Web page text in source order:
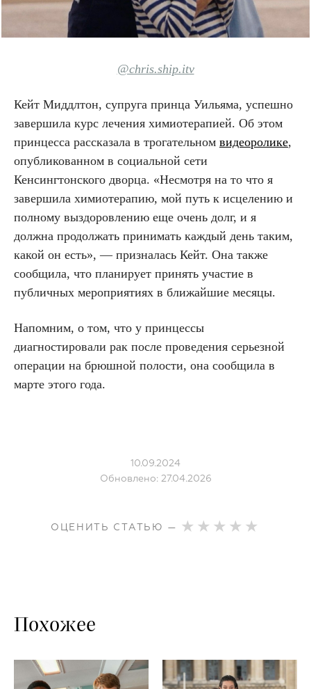
@chris.ship.itv
Кейт Миддлтон, супруга принца Уильяма, успешно
завершила курс лечения химиотерапией. Об этом
принцесса рассказала в трогательном видеоролике,
опубликованном в социальной сети
Кенсингтонского дворца. «Несмотря на то что я
завершила химиотерапию, мой путь к исцелению и
полному выздоровлению еще очень долг, и я
должна продолжать принимать каждый день таким,
какой он есть», — призналась Кейт. Она также
сообщила, что планирует принять участие в
публичных мероприятиях в ближайшие месяцы.
Напомним, о том, что у принцессы
диагностировали рак после проведения серьезной
операции на брюшной полости, она сообщила в
марте этого года.
10.09.2024
Обновлено: 27.04.2026
ОЦЕНИТЬ СТАТЬЮ —
Похожее